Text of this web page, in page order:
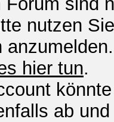
nutzen
hier tun.
ab